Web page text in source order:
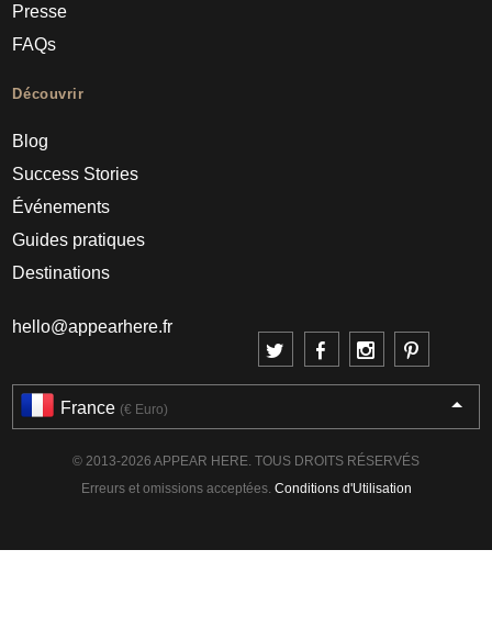
Presse
FAQs
Découvrir
Blog
Success Stories
Événements
Guides pratiques
Destinations
hello@appearhere.fr
France (€ Euro)
© 2013-2026 APPEAR HERE. TOUS DROITS RÉSERVÉS
Erreurs et omissions acceptées. Conditions d'Utilisation